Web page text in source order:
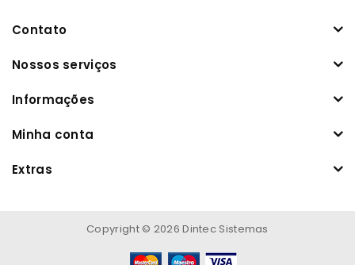
Contato
Nossos serviços
Informações
Minha conta
Extras
Copyright © 2026 Dintec Sistemas